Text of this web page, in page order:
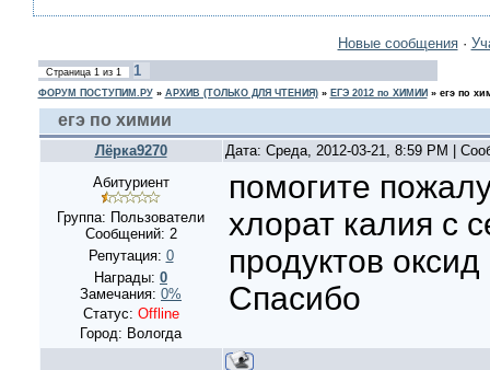
Новые сообщения·
Страница 1из 1 1
ФОРУМ ПОСТУПИМ.РУ» АРХИВ (ТОЛЬКО ДЛЯ ЧТЕНИЯ)» ЕГЭ 2012 по ХИМИИ » егэ по
егэ по химии
Лёрка9270
Дата: Среда, 2012-03-21, 8:59 PM |
Абитуриент
Группа: Пользователи
Сообщений: 2
Репутация: 0
Награды: 0
Замечания: 0%
Статус: Offline
Город: Вологда
помогите
хлорат калия с
продуктов
Спасибо